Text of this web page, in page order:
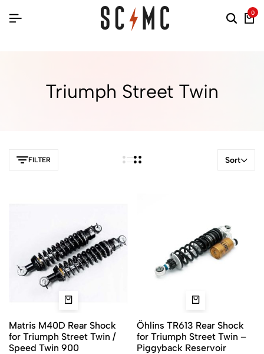
0
Triumph Street Twin
FILTER Sort
Matris M40D Rear Shock
for Triumph Street Twin /
Speed Twin 900
Öhlins TR613 Rear Shock
for Triumph Street Twin –
Piggyback Reservoir